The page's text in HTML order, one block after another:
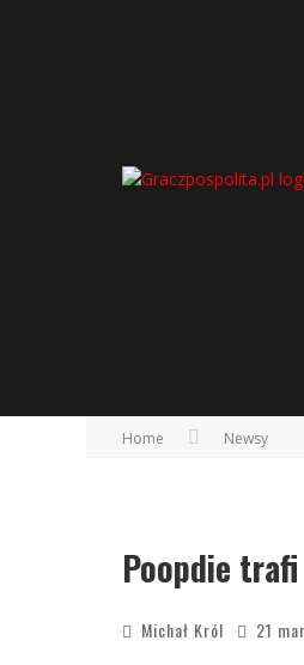
Home Newsy
Poopdie
Michał Król 21